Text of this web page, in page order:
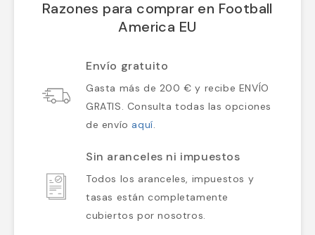
Razones para comprar en Football
America EU
Envío gratuito
Gasta más de 200 € y recibe ENVÍO
GRATIS. Consulta todas las opciones
de envío aquí.
Sin aranceles ni impuestos
Todos los aranceles, impuestos y
tasas están completamente
cubiertos por nosotros.